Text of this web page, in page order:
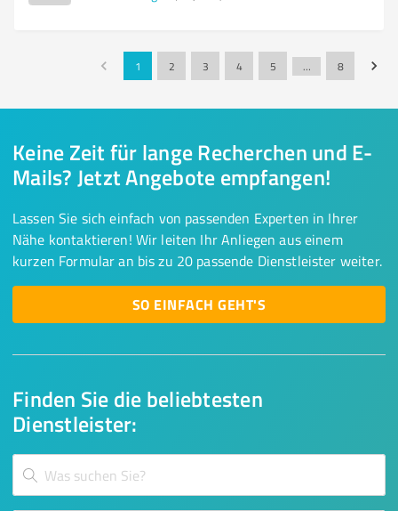
1 2 3 4 5 … 8
Finden Sie die beliebtesten
Dienstleister:
Keine Zeit für lange Recherchen und E-
Mails? Jetzt Angebote empfangen!
Lassen Sie sich einfach von passenden Experten in Ihrer
Nähe kontaktieren! Wir leiten Ihr Anliegen aus einem
kurzen Formular an bis zu 20 passende Dienstleister weiter.
SO EINFACH GEHT'S